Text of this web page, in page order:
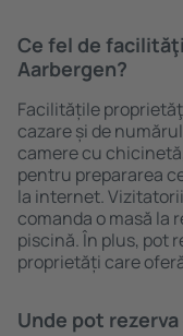
Ce fel de
Aarbergen?
Facilitățile
cazare și de
camere cu
pentru prepararea
la internet.
comanda o masă la
piscină. În plus, pot
proprietăți care
Unde pot